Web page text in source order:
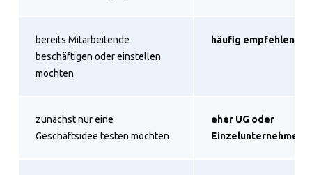
bereits Mitarbeitende
beschäftigen oder einstellen
möchten
häufig
zunächst nur eine
Geschäftsidee testen möchten
eher UG oder
Einzelunternehmen